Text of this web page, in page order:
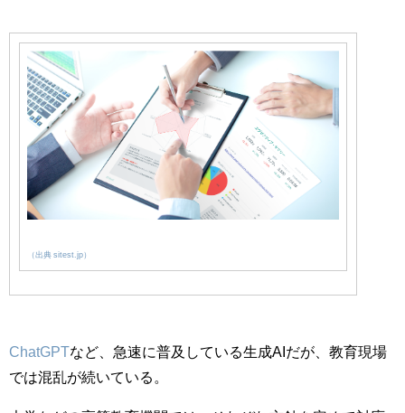
（出典 sitest.jp）
ChatGPTなど、急速に普及している生成AIだが、教育現場
では混乱が続いている。